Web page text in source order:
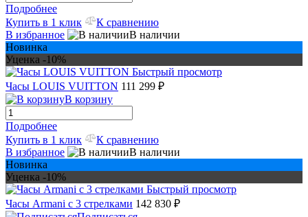
Подробнее
Купить в 1 клик
К сравнению
В избранное
В наличии
Новинка
Уценка -10%
Быстрый просмотр
Часы LOUIS VUITTON 111 299 ₽
В корзину
Подробнее
Купить в 1 клик
К сравнению
В избранное
В наличии
Новинка
Уценка -10%
Быстрый просмотр
Часы Armani с 3 стрелками 142 830 ₽